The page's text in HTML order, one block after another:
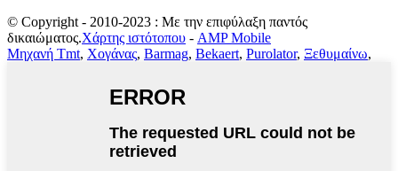
© Copyright - 2010-2023 : Με την επιφύλαξη παντός
δικαιώματος.Χάρτης ιστότοπου - AMP Mobile
Μηχανή Tmt, Χογάνας, Barmag, Bekaert, Purolator, Ξεθυμαίνω,